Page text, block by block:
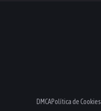
DMCAPolítica de Cookies